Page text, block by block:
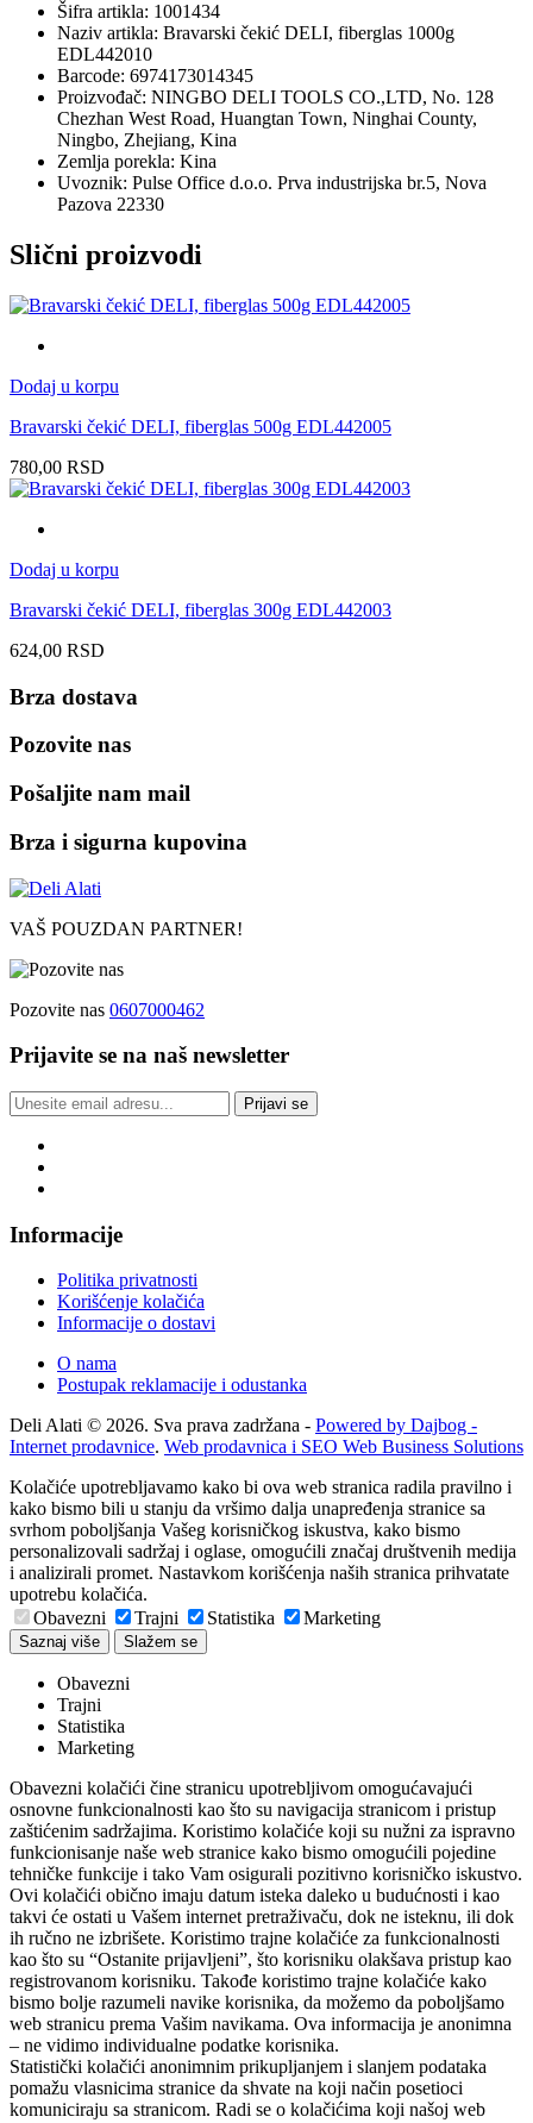
Šifra artikla: 1001434
Naziv artikla: Bravarski čekić DELI, fiberglas 1000g
EDL442010
Barcode: 6974173014345
Proizvođač: NINGBO DELI TOOLS CO.,LTD, No. 128
Chezhan West Road, Huangtan Town, Ninghai County,
Ningbo, Zhejiang, Kina
Zemlja porekla: Kina
Uvoznik: Pulse Office d.o.o. Prva industrijska br.5, Nova
Pazova 22330
Slični proizvodi
Dodaj u korpu
Bravarski čekić DELI, fiberglas 500g EDL442005
780,00 RSD
Dodaj u korpu
Bravarski čekić DELI, fiberglas 300g EDL442003
624,00 RSD
Brza dostava
Pozovite nas
Pošaljite nam mail
Brza i sigurna kupovina
VAŠ POUZDAN PARTNER!
Pozovite nas 0607000462
Prijavite se na naš newsletter
Prijavi se
Informacije
Politika privatnosti
Korišćenje kolačića
Informacije o dostavi
O nama
Postupak reklamacije i odustanka
Deli Alati © 2026. Sva prava zadržana - Powered by Dajbog -
Internet prodavnice. Web prodavnica i SEO Web Business Solutions
Kolačiće upotrebljavamo kako bi ova web stranica radila pravilno i
kako bismo bili u stanju da vršimo dalja unapređenja stranice sa
svrhom poboljšanja Vašeg korisničkog iskustva, kako bismo
personalizovali sadržaj i oglase, omogućili značaj društvenih medija
i analizirali promet. Nastavkom korišćenja naših stranica prihvatate
upotrebu kolačića.
Obavezni
Trajni Statistika Marketing
Saznaj više Slažem se
Obavezni
Trajni
Statistika
Marketing
Obavezni kolačići čine stranicu upotrebljivom omogućavajući
osnovne funkcionalnosti kao što su navigacija stranicom i pristup
zaštićenim sadržajima. Koristimo kolačiće koji su nužni za ispravno
funkcionisanje naše web stranice kako bismo omogućili pojedine
tehničke funkcije i tako Vam osigurali pozitivno korisničko iskustvo.
Ovi kolačići obično imaju datum isteka daleko u budućnosti i kao
takvi će ostati u Vašem internet pretraživaču, dok ne isteknu, ili dok
ih ručno ne izbrišete. Koristimo trajne kolačiće za funkcionalnosti
kao što su “Ostanite prijavljeni”, što korisniku olakšava pristup kao
registrovanom korisniku. Takođe koristimo trajne kolačiće kako
bismo bolje razumeli navike korisnika, da možemo da poboljšamo
web stranicu prema Vašim navikama. Ova informacija je anonimna
– ne vidimo individualne podatke korisnika.
Statistički kolačići anonimnim prikupljanjem i slanjem podataka
pomažu vlasnicima stranice da shvate na koji način posetioci
komuniciraju sa stranicom. Radi se o kolačićima koji našoj web